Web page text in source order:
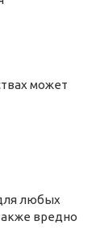
может
любых
вредно